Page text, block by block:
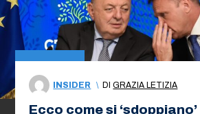
INSIDER \ DIGRAZIA LETIZIA
Ecco come si